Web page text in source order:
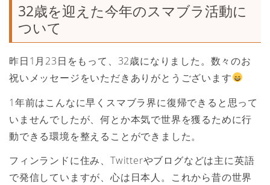
32歳を迎えた今年のスマブラ活動に
ついて
昨日1月23日をもって、32歳になりました。数々のお
祝いメッセージをいただきありがとうございます
1年前はこんなに早くスマブラ界に復帰できると思って
いませんでしたが、何とか本気で世界を獲るために行
動できる環境を整えることができました。
フィンランドに住み、Twitterやブログなどは主に英語
で発信していますが、心は日本人。これから昔の世界